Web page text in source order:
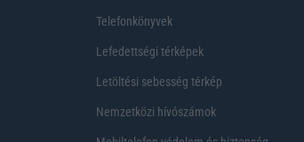
Telefonkönyvek
Lefedettségi térképek
Letöltési sebesség térkép
Nemzetközi hívószámok